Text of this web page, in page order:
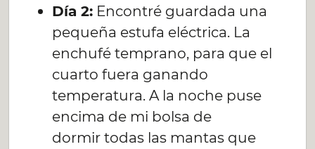
Día 2:Encontré guardada una
pequeña estufa eléctrica. La
enchufé temprano, para que el
cuarto fuera ganando
temperatura. A la noche puse
encima de mi bolsa de
dormir todas las mantas que